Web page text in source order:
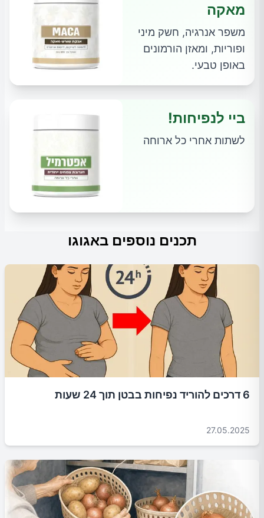
מאקה
משפר אנרגיה, חשק מיני
ופוריות, ומאזן הורמונים
באופן טבעי.
ביי לנפיחות!
לשתות אחרי כל ארוחה
תכנים נוספים באגוגו
6 דרכים להוריד נפיחות בבטן תוך 24 שעות
27.05.2025